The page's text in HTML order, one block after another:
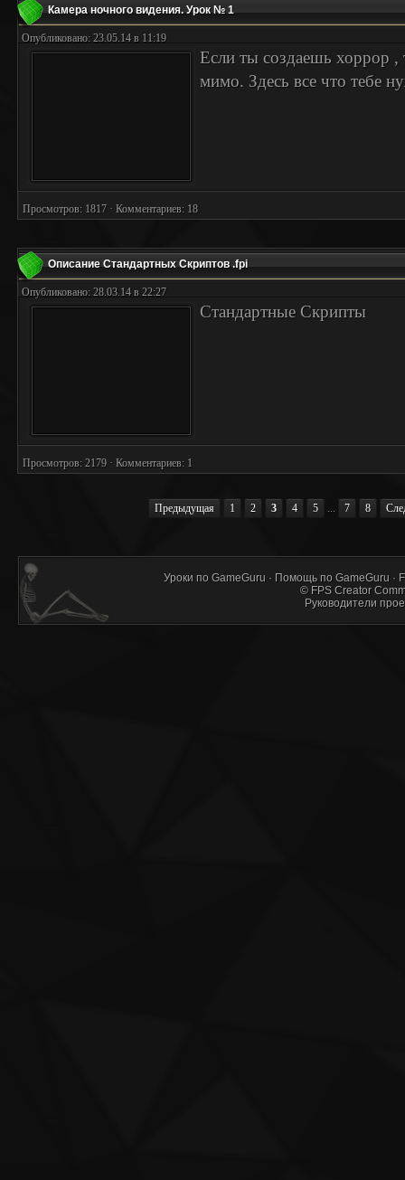
Камера ночного видения. Урок № 1
Опубликовано: 23.05.14 в 11:19
Если ты создаешь хоррор ,
мимо. Здесь все что тебе
Просмотров: 1817 · Комментариев: 18
Описание Стандартных Скриптов .fpi
Опубликовано: 28.03.14 в 22:27
Стандартные Скрипты
Просмотров: 2179 · Комментариев: 1
Предыдущая 1 2 3 4 5 ... 7 8
Уроки по GameGuru · Помощь по GameGuru ·
© FPS Creator
Руководители